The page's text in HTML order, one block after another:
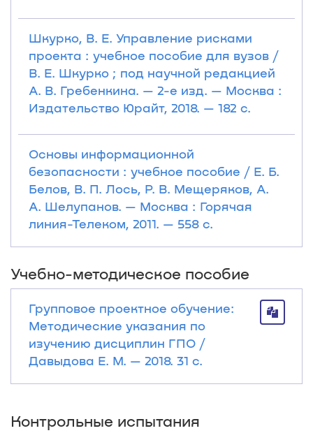
Шкурко, В. Е. Управление рисками
проекта : учебное пособие для вузов /
В. Е. Шкурко ; под научной редакцией
А. В. Гребенкина. — 2-е изд. — Москва :
Издательство Юрайт, 2018. — 182 с.
Основы информационной
безопасности : учебное пособие / Е. Б.
Белов, В. П. Лось, Р. В. Мещеряков, А.
А. Шелупанов. — Москва : Горячая
линия-Телеком, 2011. — 558 с.
Учебно-методическое пособие
Групповое проектное обучение:
Методические указания по
изучению дисциплин ГПО /
Давыдова Е. М. — 2018. 31 с.
Контрольные испытания